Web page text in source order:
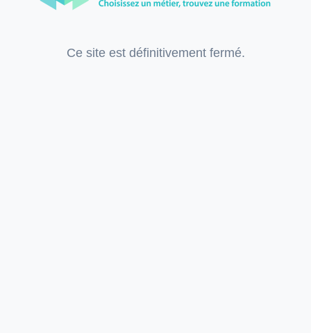
Ce site est définitivement fermé.